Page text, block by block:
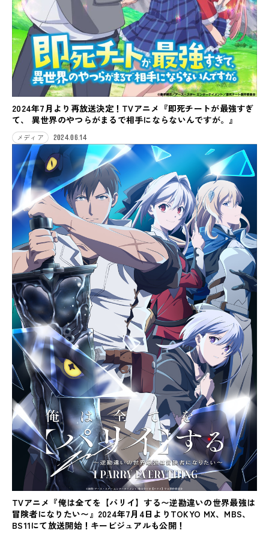
2024年7月より再放送決定！TVアニメ『即死チートが最強すぎ
て、 異世界のやつらがまるで相手にならないんですが。』
メディア 2024.06.14
TVアニメ『俺は全てを【パリイ】する〜逆勘違いの世界最強は
冒険者になりたい〜』2024年7月4日よりTOKYO MX、MBS、
BS11にて放送開始！キービジュアルも公開！